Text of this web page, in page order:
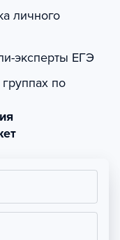
личного
эксперты ЕГЭ
по